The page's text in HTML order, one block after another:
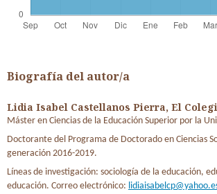
Biografía del autor/a
Lidia Isabel Castellanos Pierra, El
Máster en Ciencias de la Educación Superior por la
Doctorante del Programa de Doctorado en Ciencias
generación 2016-2019.
Líneas de investigación: sociología de la educación,
educación. Correo electrónico: